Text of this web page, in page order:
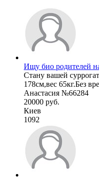
Ищу био родителей
Стану вашей
178см,вес 65кг.Без
Анастасия №66284
20000 руб.
Киев
1092